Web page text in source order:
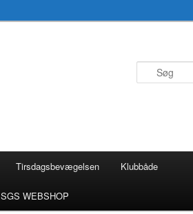
Tirsdagsbevægelsen Klubbåde
SGS WEBSHOP